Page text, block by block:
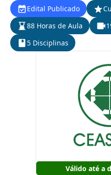
Edital Publicado
88 Horas de Aula
5 Disciplinas
Válido até a